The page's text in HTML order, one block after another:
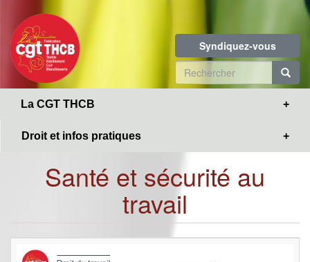
contenu
principal
Syndiquez-vous
Formulaire
de
La CGT THCB
Droit et infos pratiques
Santé et sécurité au
travail